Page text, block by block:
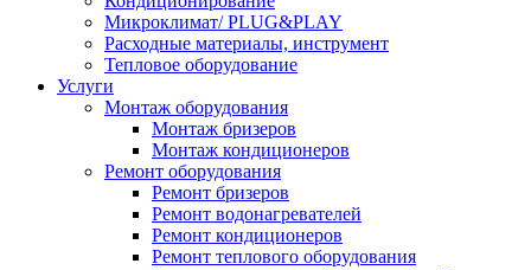
Микроклимат/ PLUG&PLAY
Расходные материалы, инструмент
Тепловое оборудование
Услуги
Монтаж оборудования
Монтаж бризеров
Монтаж кондиционеров
Ремонт оборудования
Ремонт бризеров
Ремонт водонагревателей
Ремонт кондиционеров
Ремонт теплового оборудования